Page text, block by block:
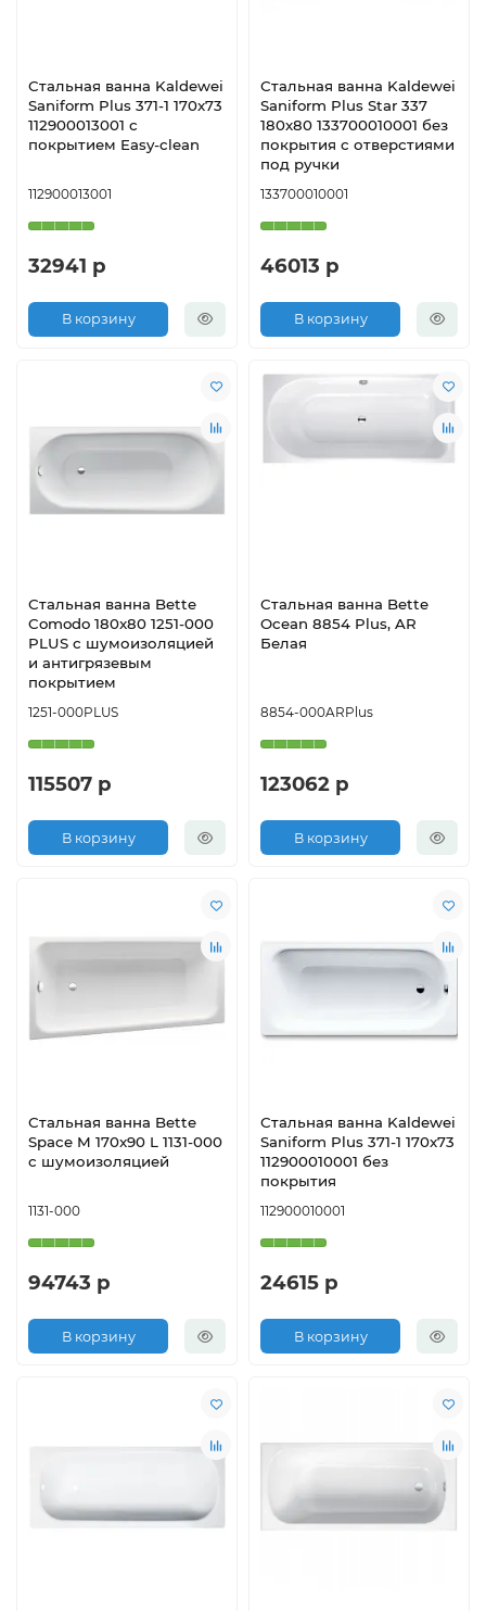
Стальная ванна Kaldewei
Saniform Plus 371-1 170x73
112900013001 с
покрытием Easy-clean
112900013001
32941 р
В корзину
Стальная ванна Kaldewei
Saniform Plus Star 337
180х80 133700010001 без
покрытия с отверстиями
под ручки
133700010001
46013 р
В корзину
Стальная ванна Bette
Comodo 180x80 1251-000
PLUS с шумоизоляцией
и антигрязевым
покрытием
1251-000PLUS
115507 р
В корзину
Стальная ванна Bette
Ocean 8854 Plus, AR
Белая
8854-000ARPlus
123062 р
В корзину
Стальная ванна Bette
Space M 170x90 L 1131-000
с шумоизоляцией
1131-000
94743 р
В корзину
Стальная ванна Kaldewei
Saniform Plus 371-1 170x73
112900010001 без
покрытия
112900010001
24615 р
В корзину